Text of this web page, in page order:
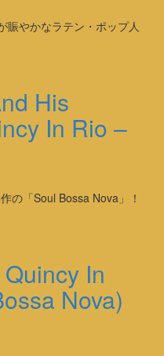
賑やかなラテン・ポップ人
His
In Rio –
の「Soul Bossa Nova」！
In
Nova)